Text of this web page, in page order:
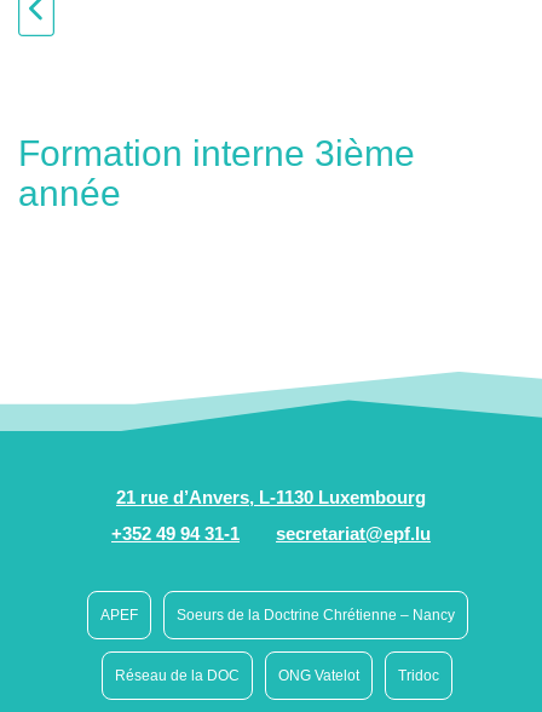
Formation interne 3ième
année
21 rue d’Anvers, L-1130 Luxembourg
+352 49 94 31-1
secretariat@epf.lu
APEF Soeurs de la Doctrine Chrétienne – Nancy
Réseau de la DOC ONG Vatelot Tridoc